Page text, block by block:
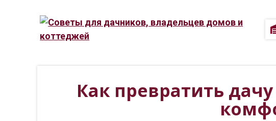
Как превратить